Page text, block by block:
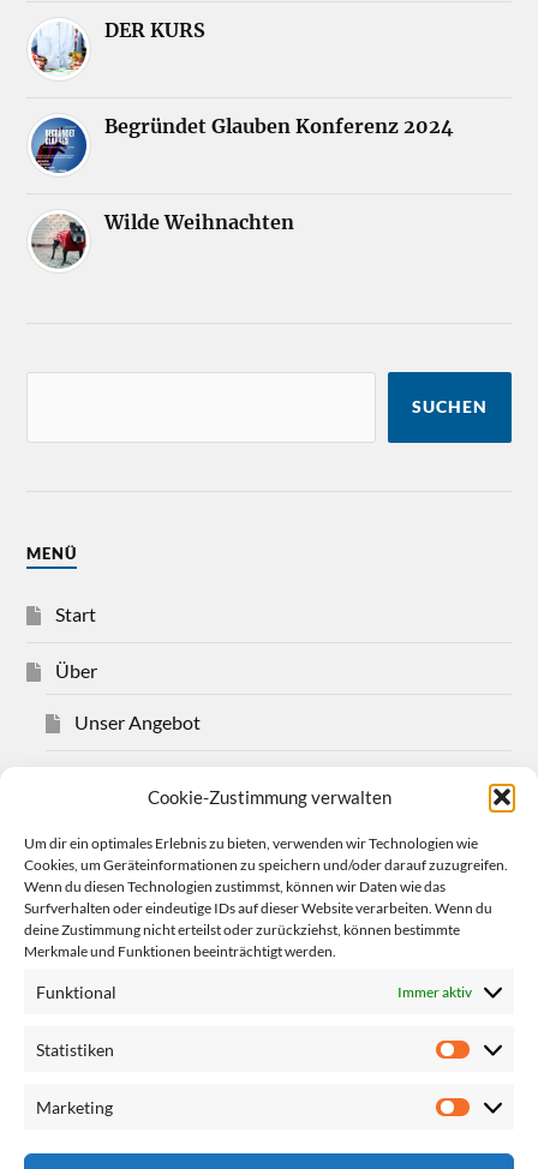
Cookie-Zustimmung verwalten
Um dir ein optimales Erlebnis zu bieten, verwenden wir Technologien wie
Cookies, um Geräteinformationen zu speichern und/oder darauf zuzugreifen.
Wenn du diesen Technologien zustimmst, können wir Daten wie das
Surfverhalten oder eindeutige IDs auf dieser Website verarbeiten. Wenn du
deine Zustimmung nicht erteilst oder zurückziehst, können bestimmte
Merkmale und Funktionen beeinträchtigt werden.
Funktional Immer aktiv
Statistiken
Marketing
DER KURS
Begründet Glauben Konferenz 2024
Wilde Weihnachten
SUCHEN
MENÜ
Start
Über
Unser Angebot
Impressum
Datenschutzerklärung
Cookie-Richtlinie (EU)
Mehr
Links
Termine